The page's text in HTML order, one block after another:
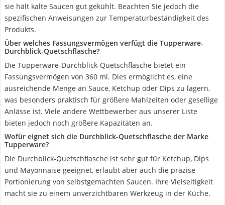
sie hält kalte Saucen gut gekühlt. Beachten Sie jedoch die
spezifischen Anweisungen zur Temperaturbeständigkeit des
Produkts.
Über welches Fassungsvermögen verfügt die Tupperware-
Durchblick-Quetschflasche?
Die Tupperware-Durchblick-Quetschflasche bietet ein
Fassungsvermögen von 360 ml. Dies ermöglicht es, eine
ausreichende Menge an Sauce, Ketchup oder Dips zu lagern,
was besonders praktisch für größere Mahlzeiten oder gesellige
Anlässe ist. Viele andere Wettbewerber aus unserer Liste
bieten jedoch noch größere Kapazitäten an.
Wofür eignet sich die Durchblick-Quetschflasche der Marke
Tupperware?
Die Durchblick-Quetschflasche ist sehr gut für Ketchup, Dips
und Mayonnaise geeignet, erlaubt aber auch die präzise
Portionierung von selbstgemachten Saucen. Ihre Vielseitigkeit
macht sie zu einem unverzichtbaren Werkzeug in der Küche.